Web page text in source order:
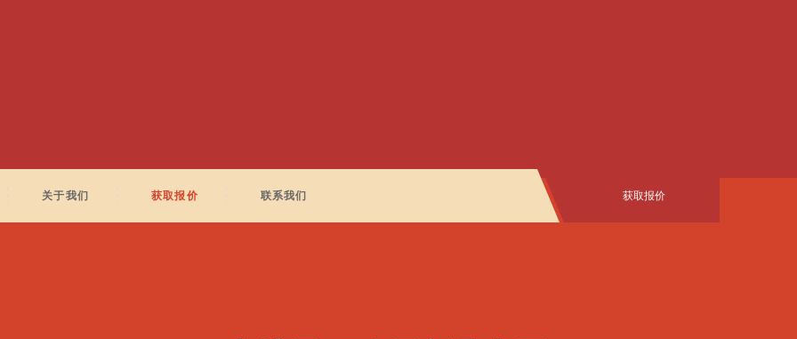
关于我们 获取报价 联系我们 获取报价